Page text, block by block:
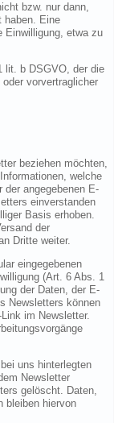
bzw. nur dann,
haben. Eine
Einwilligung, etwa zu
lit. b DSGVO, der die
vorvertraglicher
beziehen möchten,
welche
der angegebenen E-
einverstanden
Basis erhoben.
der
Dritte weiter.
eingegebenen
(Art. 6 Abs. 1
der Daten, der E-
Newsletters können
im Newsletter.
uns hinterlegten
Newsletter
gelöscht. Daten,
bleiben hiervon